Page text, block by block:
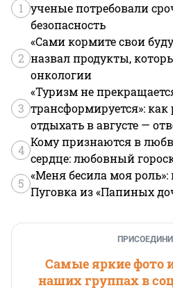
1 ученые потребовали
безопасность
2
«Сами кормите свои
назвал продукты,
онкологии
3
«Туризм не
трансформируется»: как
отдыхать в августе —
4
Кому признаются в
сердце: любовный
5
«Меня бесила моя
Пуговка из «Папиных
Самые яркие фото
наших группах в